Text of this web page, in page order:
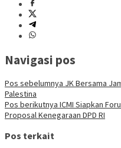
Navigasi pos
Pos sebelumnya JK Bersama
Palestina
Pos berikutnya ICMI Siapkan
Proposal Kenegaraan DPD RI
Pos terkait